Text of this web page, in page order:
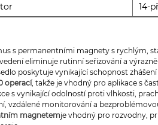
14-
s permanentními magnety s rychlým,
eliminuje rutinní seřizování a
poskytuje vynikající schopnost
operací, takže je vhodný pro aplikace s
s vynikající odolností proti vlhkosti,
vzdálené monitorování a
magnetemje vhodný pro rozvodny,